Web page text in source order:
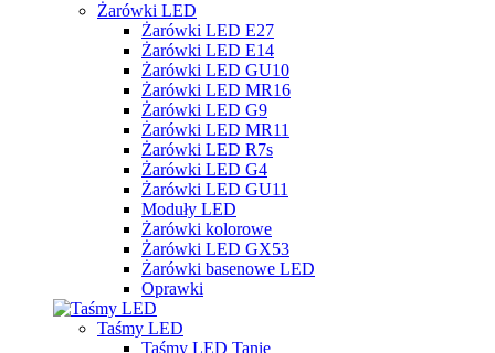
Żarówki LED
Żarówki LED E27
Żarówki LED E14
Żarówki LED GU10
Żarówki LED MR16
Żarówki LED G9
Żarówki LED MR11
Żarówki LED R7s
Żarówki LED G4
Żarówki LED GU11
Moduły LED
Żarówki kolorowe
Żarówki LED GX53
Żarówki basenowe LED
Oprawki
Taśmy LED
Taśmy LED Tanie